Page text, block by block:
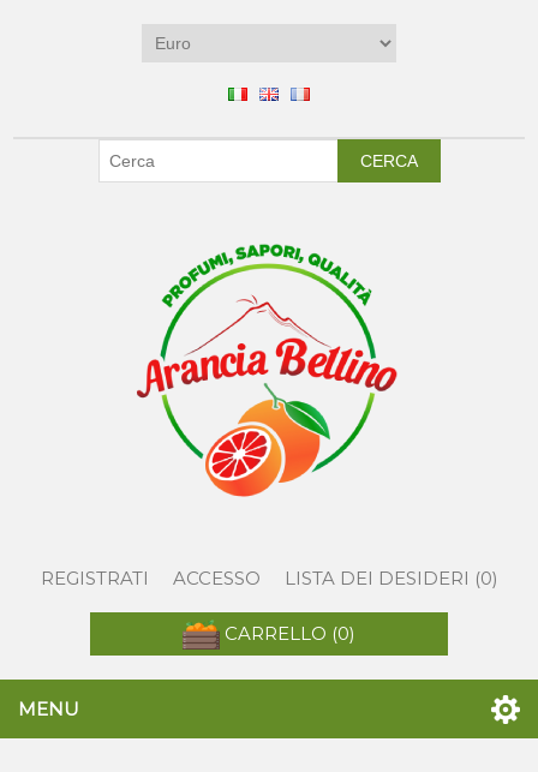
CERCA
REGISTRATI ACCESSO LISTA DEI DESIDERI (0)
CARRELLO (0)
MENU